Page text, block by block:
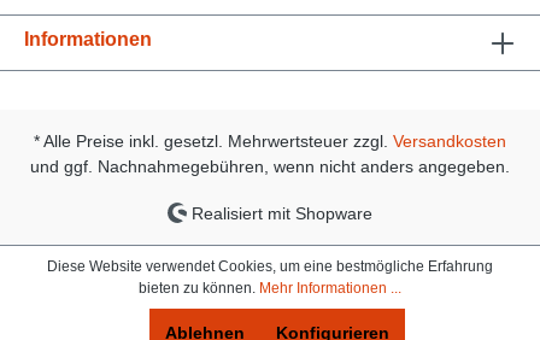
Informationen
* Alle Preise inkl. gesetzl. Mehrwertsteuer zzgl. Versandkosten
und ggf. Nachnahmegebühren, wenn nicht anders angegeben.
Realisiert mit Shopware
Diese Website verwendet Cookies, um eine bestmögliche Erfahrung
bieten zu können. Mehr Informationen ...
Ablehnen Konfigurieren